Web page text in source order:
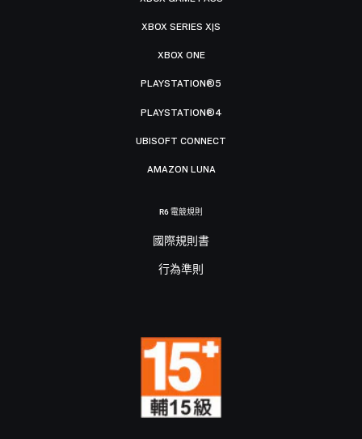
XBOX SERIES X|S
XBOX ONE
PLAYSTATION®5
PLAYSTATION®4
UBISOFT CONNECT
AMAZON LUNA
R6 電競規則
國際規則書
行為準則